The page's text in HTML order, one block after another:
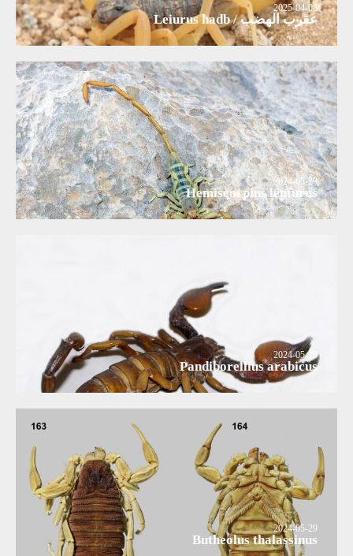
2025-04-08
عقرب الهضب / Leiurus hadb
2024-05-29
Hemiscorpius lepturus
2024-05-29
Pandiborellius arabicus
2024-05-29
Butheolus thalassinus